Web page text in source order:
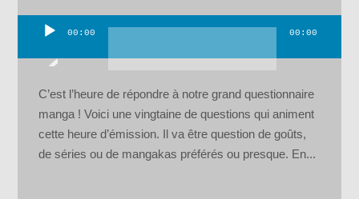
00:00 00:00
C’est l’heure de répondre à notre grand questionnaire
manga ! Voici une vingtaine de questions qui animent
cette heure d’émission. Il va être question de goûts,
de séries ou de mangakas préférés ou presque. En...